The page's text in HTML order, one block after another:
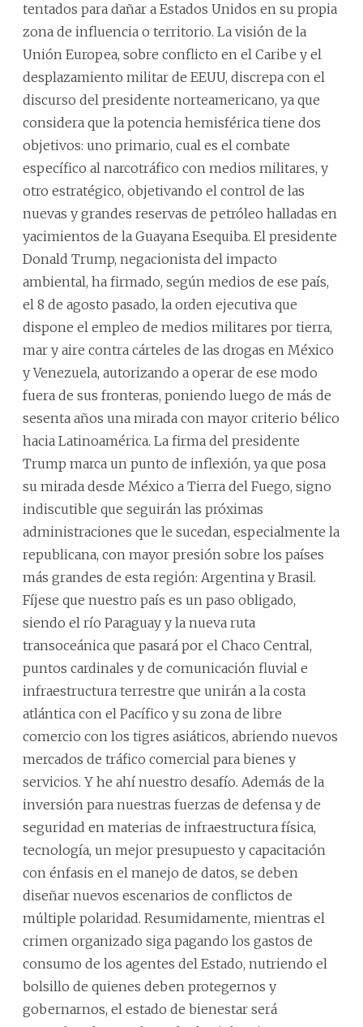
tentados para dañar a Estados Unidos en su propia
zona de influencia o territorio. La visión de la
Unión Europea, sobre conflicto en el Caribe y el
desplazamiento militar de EEUU, discrepa con el
discurso del presidente norteamericano, ya que
considera que la potencia hemisférica tiene dos
objetivos: uno primario, cual es el combate
específico al narcotráfico con medios militares, y
otro estratégico, objetivando el control de las
nuevas y grandes reservas de petróleo halladas en
yacimientos de la Guayana Esequiba. El presidente
Donald Trump, negacionista del impacto
ambiental, ha firmado, según medios de ese país,
el 8 de agosto pasado, la orden ejecutiva que
dispone el empleo de medios militares por tierra,
mar y aire contra cárteles de las drogas en México
y Venezuela, autorizando a operar de ese modo
fuera de sus fronteras, poniendo luego de más de
sesenta años una mirada con mayor criterio bélico
hacia Latinoamérica. La firma del presidente
Trump marca un punto de inflexión, ya que posa
su mirada desde México a Tierra del Fuego, signo
indiscutible que seguirán las próximas
administraciones que le sucedan, especialmente la
republicana, con mayor presión sobre los países
más grandes de esta región: Argentina y Brasil.
Fíjese que nuestro país es un paso obligado,
siendo el río Paraguay y la nueva ruta
transoceánica que pasará por el Chaco Central,
puntos cardinales y de comunicación fluvial e
infraestructura terrestre que unirán a la costa
atlántica con el Pacífico y su zona de libre
comercio con los tigres asiáticos, abriendo nuevos
mercados de tráfico comercial para bienes y
servicios. Y he ahí nuestro desafío. Además de la
inversión para nuestras fuerzas de defensa y de
seguridad en materias de infraestructura física,
tecnología, un mejor presupuesto y capacitación
con énfasis en el manejo de datos, se deben
diseñar nuevos escenarios de conflictos de
múltiple polaridad. Resumidamente, mientras el
crimen organizado siga pagando los gastos de
consumo de los agentes del Estado, nutriendo el
bolsillo de quienes deben protegernos y
gobernarnos, el estado de bienestar será